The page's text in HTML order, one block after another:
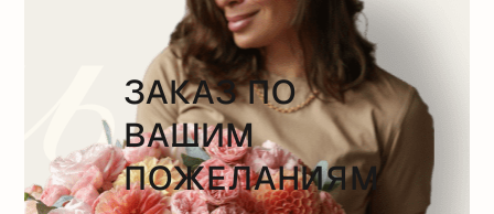
ЗАКАЗ ПО
ВАШИМ
ПОЖЕЛАНИЯМ